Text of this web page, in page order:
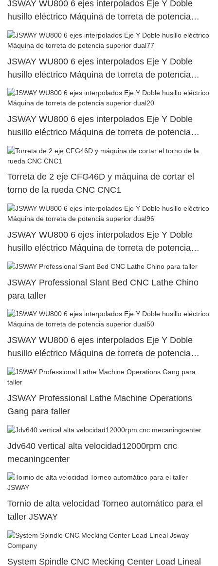
JSWAY WU800 6 ejes interpolados Eje Y Doble
husillo eléctrico Máquina de torreta de potencia
superior dual5
JSWAY WU800 6 ejes interpolados Eje Y Doble
husillo eléctrico Máquina de torreta de potencia
superior dual77
JSWAY WU800 6 ejes interpolados Eje Y Doble
husillo eléctrico Máquina de torreta de potencia
superior dual20
Torreta de 2 eje CFG46D y máquina de cortar el
torno de la rueda CNC CNC1
JSWAY WU800 6 ejes interpolados Eje Y Doble
husillo eléctrico Máquina de torreta de potencia
superior dual96
JSWAY Professional Slant Bed CNC Lathe Chino
para taller
JSWAY WU800 6 ejes interpolados Eje Y Doble
husillo eléctrico Máquina de torreta de potencia
superior dual50
JSWAY Professional Lathe Machine Operations
Gang para taller
Jdv640 vertical alta velocidad12000rpm cnc
mecaningcenter
Tornio de alta velocidad Torneo automático para el
taller JSWAY
System Spindle CNC Mecking Center Load Lineal